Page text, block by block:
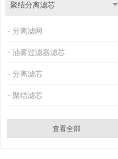
聚结分离滤芯
分离滤网
油雾过滤器滤芯
分离滤芯
聚结滤芯
查看全部